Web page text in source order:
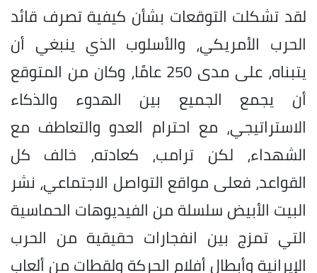
لقد تشكلت التوقعات بشأن كيفية تصرف قائد
الحرب الأمريكي، والأسلوب الذي ينبغي أن
يتبناه، على مدى 250 عامًا، وكان من المتوقع
أن يجمع الجميع بين الهدوء والذكاء
الاستراتيجي، مع احترام العدو والتعاطف مع
الشهداء، لكن ترامب، كعادته، خالف كل
القواعد، فعلى مواقع التواصل الاجتماعي، نشر
البيت الأبيض سلسلة من الفيديوهات الحماسية
التي تمزج بين انفجارات حقيقية من الحرب
الإيرانية وأبطال أفلام الحركة ولقطات من ألعاب